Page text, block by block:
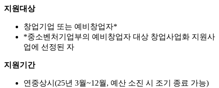
지원대상
창업기업 또는 예비창업자*
*중소벤처기업부의 예비창업자 대상 창업사업화 지원사
업에 선정된 자
지원기간
연중상시 (25년 3월~12월, 예산 소진 시 조기 종료 가능)